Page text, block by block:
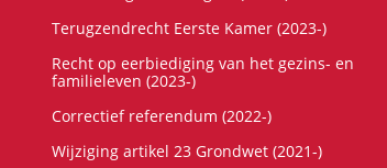
Terugzendrecht Eerste Kamer (2023-)
Recht op eerbiediging van het gezins- en
familieleven (2023-)
Correctief referendum (2022-)
Wijziging artikel 23 Grondwet (2021-)